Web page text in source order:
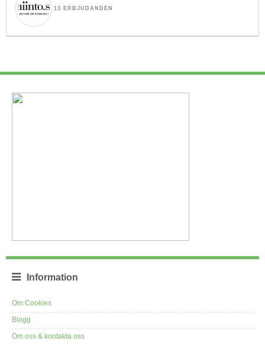
13 ERBJUDANDEN
Information
Om Cookies
Blogg
Om oss & kontakta oss